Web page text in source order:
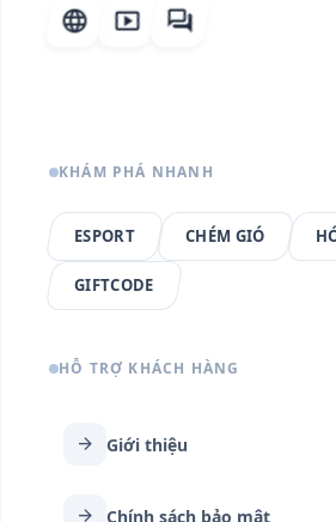
language smart_display forum
KHÁM PHÁ NHANH
ESPORT CHÉM GIÓ
GIFTCODE
HỖ TRỢ KHÁCH HÀNG
arrow_forward Giới thiệu
arrow_forward Chính sách bảo mật